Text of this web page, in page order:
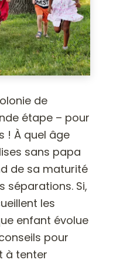
de
étape – pour
! À quel âge
sans papa
de sa maturité
séparations. Si,
les
enfant évolue
pour
à tenter